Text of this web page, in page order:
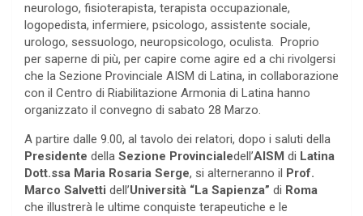
neurologo, fisioterapista, terapista occupazionale,
logopedista, infermiere, psicologo, assistente sociale,
urologo, sessuologo, neuropsicologo, oculista. Proprio
per saperne di più, per capire come agire ed a chi rivolgersi
che la Sezione Provinciale AISM di Latina, in collaborazione
con il Centro di Riabilitazione Armonia di Latina hanno
organizzato il convegno di sabato 28 Marzo.
A partire dalle 9.00, al tavolo dei relatori, dopo i saluti della
Presidente della Sezione Provincialedell’AISM di Latina
Dott.ssa Maria Rosaria Serge, si alterneranno il Prof.
Marco Salvetti dell’Università “La Sapienza” di Roma
che illustrerà le ultime conquiste terapeutiche e le